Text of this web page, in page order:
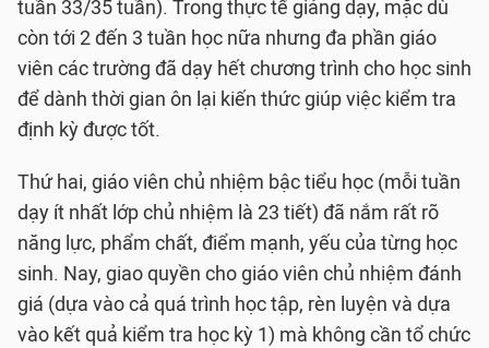
tuần 33/35 tuần). Trong thực tế giảng dạy, mặc dù
còn tới 2 đến 3 tuần học nữa nhưng đa phần giáo
viên các trường đã dạy hết chương trình cho học sinh
để dành thời gian ôn lại kiến thức giúp việc kiểm tra
định kỳ được tốt.
Thứ hai, giáo viên chủ nhiệm bậc tiểu học (mỗi tuần
dạy ít nhất lớp chủ nhiệm là 23 tiết) đã nắm rất rõ
năng lực, phẩm chất, điểm mạnh, yếu của từng học
sinh. Nay, giao quyền cho giáo viên chủ nhiệm đánh
giá (dựa vào cả quá trình học tập, rèn luyện và dựa
vào kết quả kiểm tra học kỳ 1) mà không cần tổ chức